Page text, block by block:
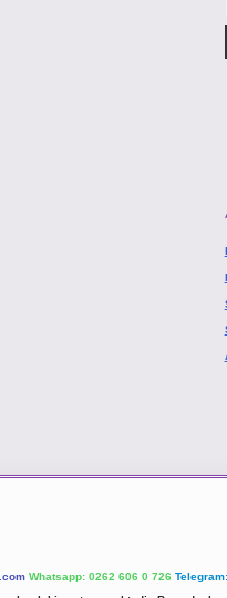
Whatsapp: 0262 606 0 726